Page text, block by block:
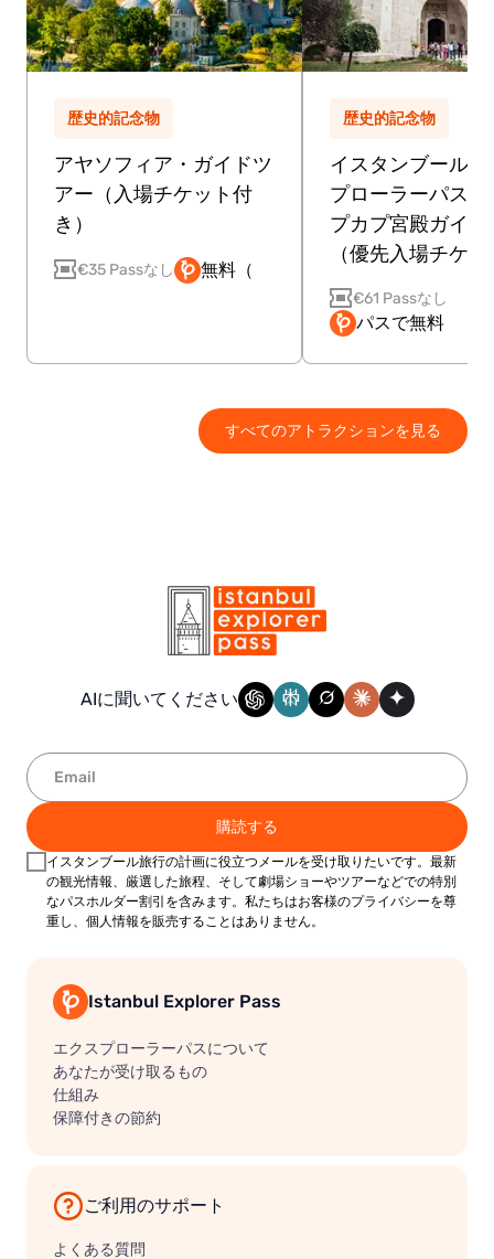
すべてのアトラクションを見る
歴史的記念物
アヤソフィア・ガイドツ
アー（入場チケット付
き）
€35 Passなし 無料（
歴史的記念物
イスタンブール・
プローラーパス付
プカプ宮殿ガイド
（優先入場チケ
€61 Passなし
パスで無料
AIに聞いてください
購読する
イスタンブール旅行の計画に役立つメールを受け取りたいです。最新
の観光情報、厳選した旅程、そして劇場ショーやツアーなどでの特別
なパスホルダー割引を含みます。私たちはお客様のプライバシーを尊
重し、個人情報を販売することはありません。
Istanbul Explorer Pass
エクスプローラーパスについて
あなたが受け取るもの
仕組み
保障付きの節約
ご利用のサポート
よくある質問